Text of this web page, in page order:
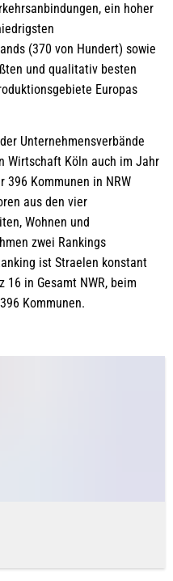
ein hoher
(370 von Hundert) sowie
und qualitativ besten
Europas
Unternehmensverbände
Wirtschaft Köln auch im Jahr
396 Kommunen in NRW
aus den vier
Wohnen und
zwei Rankings
ist Straelen konstant
in Gesamt NWR, beim
Kommunen.